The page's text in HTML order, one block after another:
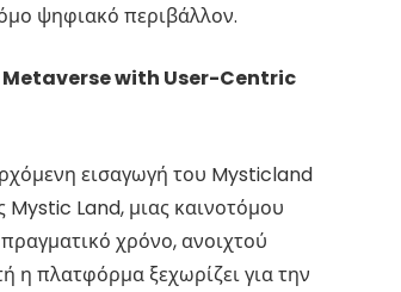
ψηφιακό περιβάλλον.
Metaverse with User-Centric
εισαγωγή του Mysticland
Land, μιας καινοτόμου
χρόνο, ανοιχτού
η πλατφόρμα ξεχωρίζει για την